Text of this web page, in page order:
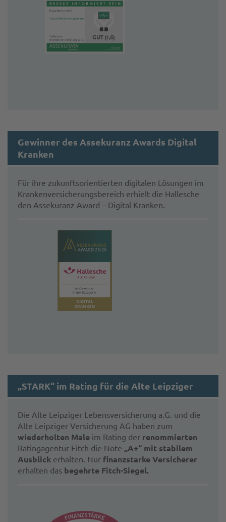
Gewinner des Assekuranz Awards Digital
Kranken
Für ihre zukunftsorientierten digitalen Lösungen im
Krankenversicherungsbereich erhielt die Hallesche
den Assekuranz Award – Digital Kranken.
„STARK“ im Rating für die Alte Leipziger
Die Alte Leipziger Lebensversicherung a.G. und die
Alte Leipziger Versicherung AG haben zum
wiederholten Male im Rating der renommierten
Ratingagentur Fitch die Note „A+“ mit stabilem
Ausblick erhalten. Nur finanzstarke Versicherer
erhalten das begehrte Fitch-Siegel.